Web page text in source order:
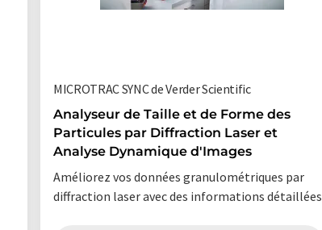
MICROTRAC SYNC de Verder Scientific
Analyseur de Taille et de Forme des
Particules par Diffraction Laser et
Analyse Dynamique d'Images
Améliorez vos données granulométriques par
diffraction laser avec des informations détaillées